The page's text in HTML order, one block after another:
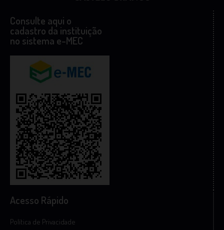
Consulte aqui o
cadastro da instituição
no sistema e-MEC
Acesso Rápido
Política de Privacidade